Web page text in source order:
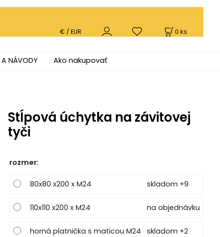
0 ks
€ / EUR
NÁVODY Ako nakupovať
Stĺpová úchytka na závitovej
tyči
rozmer:
80x80 x200 x M24 skladom +9
110x110 x200 x M24 na objednávku
horná platnička s maticou M24 skladom +2